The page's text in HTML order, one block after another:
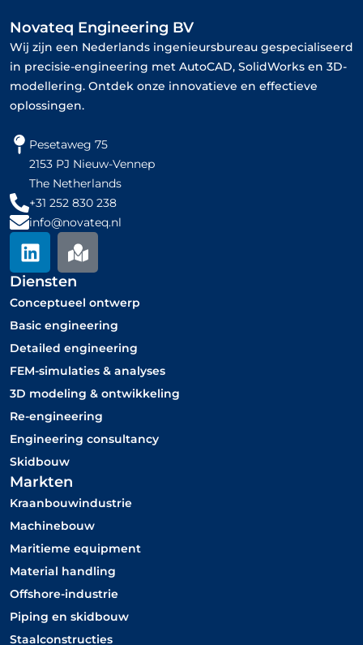
Novateq Engineering BV
Wij zijn een Nederlands ingenieursbureau gespecialiseerd
in precisie-engineering met AutoCAD, SolidWorks en 3D-
modellering. Ontdek onze innovatieve en effectieve
oplossingen.
Pesetaweg 75
2153 PJ Nieuw-Vennep
The Netherlands
+31 252 830 238
info@novateq.nl
L
i
n
k
e
d
i
n
M
a
-
m
a
r
k
e
d
Diensten
Conceptueel ontwerp​
Basic engineering
Detailed engineering
FEM-simulaties & analyses
3D modeling & ontwikkeling
Re-engineering
Engineering consultancy
Skidbouw
Markten
Kraanbouwindustrie
Machinebouw
Maritieme equipment
Material handling
Offshore-industrie
Piping en skidbouw
Staalconstructies